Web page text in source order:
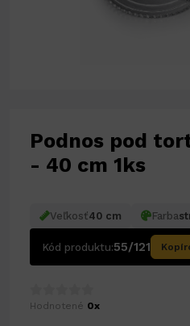
Podnos pod
- 40 cm 1ks
Veľkosť40 cm Farba
Kód produktu:55/121
Hodnotené 0x